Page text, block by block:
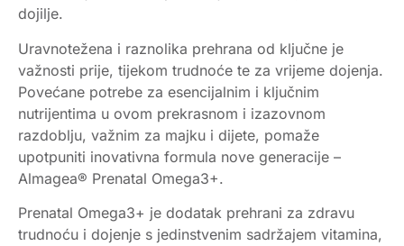
dojilje.
Uravnotežena i raznolika prehrana od ključne je
važnosti prije, tijekom trudnoće te za vrijeme dojenja.
Povećane potrebe za esencijalnim i ključnim
nutrijentima u ovom prekrasnom i izazovnom
razdoblju, važnim za majku i dijete, pomaže
upotpuniti inovativna formula nove generacije –
Almagea® Prenatal Omega3+.
Prenatal Omega3+ je dodatak prehrani za zdravu
trudnoću i dojenje s jedinstvenim sadržajem vitamina,